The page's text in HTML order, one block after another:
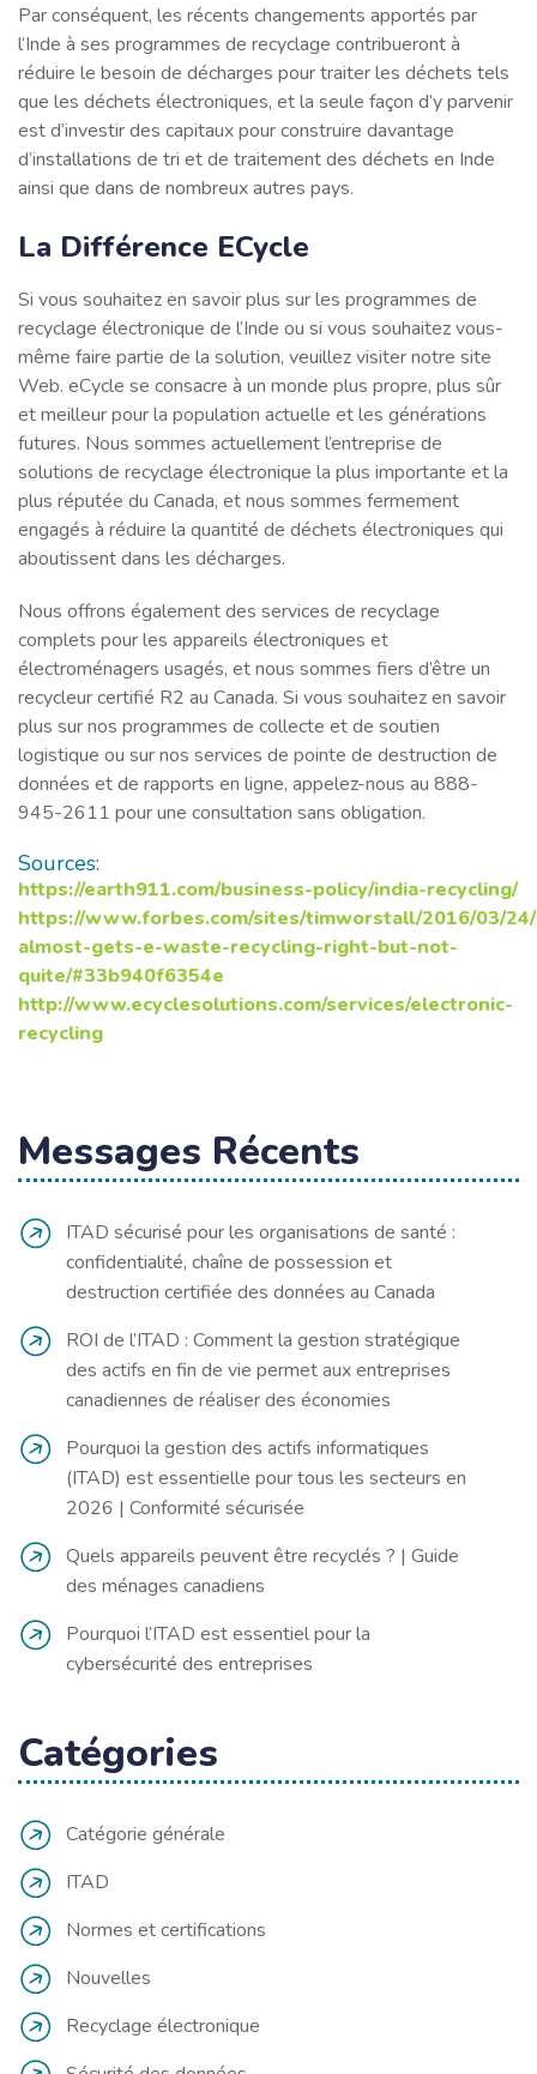
Par conséquent, les récents changements apportés par
l’Inde à ses programmes de recyclage contribueront à
réduire le besoin de décharges pour traiter les déchets tels
que les déchets électroniques, et la seule façon d’y parvenir
est d’investir des capitaux pour construire davantage
d’installations de tri et de traitement des déchets en Inde
ainsi que dans de nombreux autres pays.
La Différence ECycle
Si vous souhaitez en savoir plus sur les programmes de
recyclage électronique de l’Inde ou si vous souhaitez vous-
même faire partie de la solution, veuillez visiter notre site
Web. eCycle se consacre à un monde plus propre, plus sûr
et meilleur pour la population actuelle et les générations
futures. Nous sommes actuellement l’entreprise de
solutions de recyclage électronique la plus importante et la
plus réputée du Canada, et nous sommes fermement
engagés à réduire la quantité de déchets électroniques qui
aboutissent dans les décharges.
Nous offrons également des services de recyclage
complets pour les appareils électroniques et
électroménagers usagés, et nous sommes fiers d’être un
recycleur certifié R2 au Canada. Si vous souhaitez en savoir
plus sur nos programmes de collecte et de soutien
logistique ou sur nos services de pointe de destruction de
données et de rapports en ligne, appelez-nous au 888-
945-2611 pour une consultation sans obligation.
Sources:
https://earth911.com/business-policy/india-recycling/
https://www.forbes.com/sites/timworstall/2016/03/
almost-gets-e-waste-recycling-right-but-not-
quite/#33b940f6354e
http://www.ecyclesolutions.com/services/electronic-
recycling
Messages Récents
ITAD sécurisé pour les organisations de santé :
confidentialité, chaîne de possession et
destruction certifiée des données au Canada
ROI de l’ITAD : Comment la gestion stratégique
des actifs en fin de vie permet aux entreprises
canadiennes de réaliser des économies
Pourquoi la gestion des actifs informatiques
(ITAD) est essentielle pour tous les secteurs en
2026 | Conformité sécurisée
Quels appareils peuvent être recyclés ? | Guide
des ménages canadiens
Pourquoi l’ITAD est essentiel pour la
cybersécurité des entreprises
Catégories
Catégorie générale
ITAD
Normes et certifications
Nouvelles
Recyclage électronique